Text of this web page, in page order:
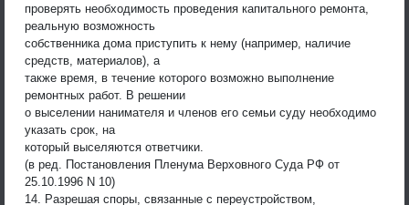
проверять необходимость проведения капитального ремонта,
реальную возможность
собственника дома приступить к нему (например, наличие
средств, материалов), а
также время, в течение которого возможно выполнение
ремонтных работ. В решении
о выселении нанимателя и членов его семьи суду необходимо
указать срок, на
который выселяются ответчики.
(в ред. Постановления Пленума Верховного Суда РФ от
25.10.1996 N 10)
14. Разрешая споры, связанные с переустройством,